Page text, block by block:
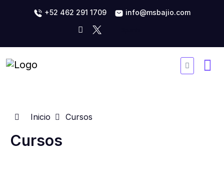
+52 462 291 1709 info@msbajio.com
Inicio Cursos
Cursos